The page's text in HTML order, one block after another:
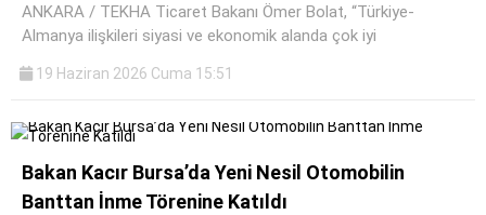
ANKARA / TEKHA Ticaret Bakanı Ömer Bolat, “Türkiye-
Almanya ilişkileri siyasi ve ekonomik alanda çok iyi
19 Haziran 2026 Cuma 15:51
Bakan Kacır Bursa’da Yeni Nesil Otomobilin
Banttan İnme Törenine Katıldı